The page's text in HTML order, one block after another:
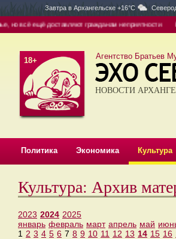
Завтра в Архангельске +16°C
всё ещё доставляют гражданам неприятности
18+ Агентство Братьев
НОВОСТИ
Политика Экономика Культура
Культура: Архив
2023 2024 2025
январь февраль март апрель май
1 2 3 4 5 6 7 8 9 10 11 12 13 14 15 16